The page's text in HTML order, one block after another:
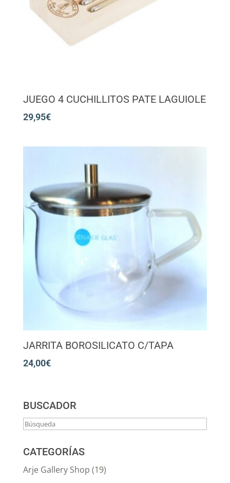
JUEGO 4 CUCHILLITOS PATE LAGUIOLE
29,95€
JARRITA BOROSILICATO C/TAPA
24,00€
BUSCADOR
CATEGORÍAS
Arje Gallery Shop (19)